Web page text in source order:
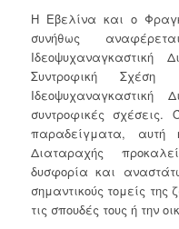
Η Εβελίνα και ο
συνήθως
Ιδεοψυχαναγκαστική
Συντροφική
Ιδεοψυχαναγκαστική
συντροφικές
παραδείγματα, αυτή
Διαταραχής
δυσφορία και
σημαντικούς τομείς
τις σπουδές τους ή την